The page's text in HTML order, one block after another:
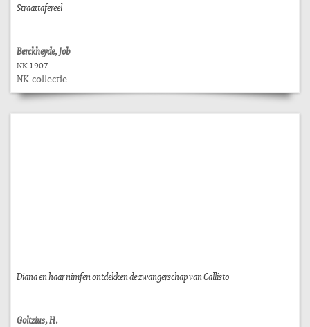
Straattafereel
Berckheyde, Job
NK 1907
NK-collectie
Diana en haar nimfen ontdekken de zwangerschap van Callisto
Goltzius, H.